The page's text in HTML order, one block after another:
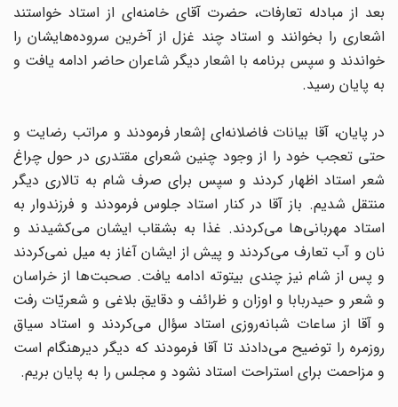
بعد از مبادله تعارفات، حضرت آقای خامنه‌ای از استاد خواستند
اشعاری را بخوانند و استاد چند غزل از آخرین سروده‌هایشان را
خواندند و سپس برنامه با اشعار دیگر شاعران حاضر ادامه یافت و
به پایان رسید.
در پایان، آقا بیانات فاضلانه‌ای إشعار فرمودند و مراتب رضایت و
حتی تعجب خود را از وجود چنین شعرای مقتدری در حول چراغ
شعر استاد اظهار کردند و سپس برای صرف شام به تالاری دیگر
منتقل شدیم. باز آقا در کنار استاد جلوس فرمودند و فرزندوار به
استاد مهربانی‌ها می‌کردند. غذا به بشقاب ایشان می‌کشیدند و
نان و آب تعارف می‌کردند و پیش از ایشان آغاز به میل نمی‌کردند
و پس از شام نیز چندی بیتوته ادامه یافت. صحبت‌ها از خراسان
و شعر و حیدربابا و اوزان و ظرائف و دقایق بلاغی و شعریّات رفت
و آقا از ساعات شبانه‌روزی استاد سؤال می‌کردند و استاد سیاق
روزمره را توضیح می‌دادند تا آقا فرمودند که دیگر دیرهنگام است
و مزاحمت برای استراحت استاد نشود و مجلس را به پایان بریم.